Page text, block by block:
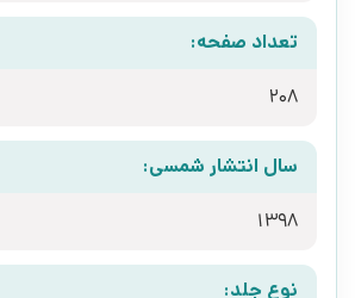
تعداد صفحه:
208
سال انتشار شمسی:
1398
نوع جلد: